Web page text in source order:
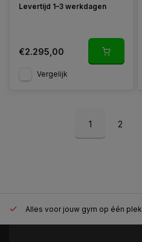
Levertijd 1–3 werkdagen
€2.295,00
Vergelijk
1 2
Alles voor jouw gym op één plek